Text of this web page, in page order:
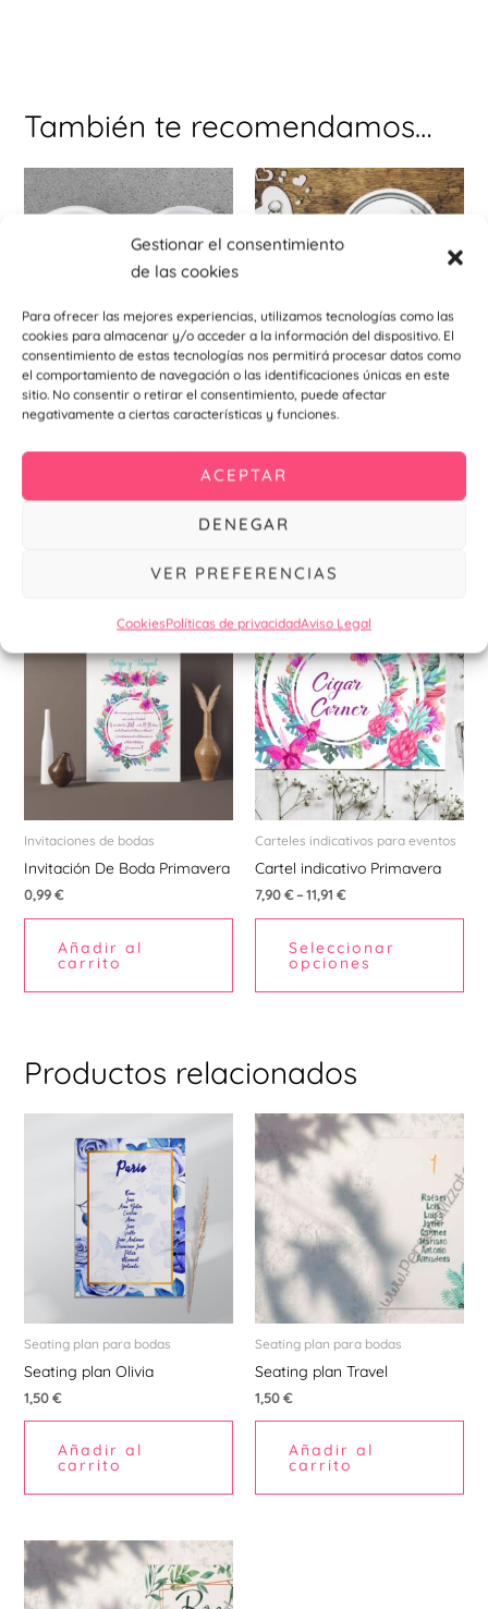
Gestionar el consentimiento
de las cookies
Para ofrecer las mejores experiencias, utilizamos tecnologías como las
cookies para almacenar y/o acceder a la información del dispositivo. El
consentimiento de estas tecnologías nos permitirá procesar datos como
el comportamiento de navegación o las identificaciones únicas en este
sitio. No consentir o retirar el consentimiento, puede afectar
negativamente a ciertas características y funciones.
ACEPTAR
DENEGAR
VER PREFERENCIAS
CookiesPolíticas de privacidadAviso Legal
También te recomendamos…
Chapas abridores imantados
Chapa abridor Primavera
Este
producto
Las
opciones
se
pueden
elegir
en
la
página
de
Chapas espejo
Chapa espejo Primavera
1,10€
en
Invitaciones de bodas
Invitación De Boda Primavera
0,99€
Añadir al
carrito
Carteles indicativos para eventos
Cartel indicativo Primavera
7,90€–11,91 €
Seleccionar
opciones
se
la
Productos relacionados
Seating plan para bodas
Seating plan Olivia
1,50€
Añadir al
carrito
Seating plan para bodas
Seating plan Travel
1,50€
Añadir al
carrito